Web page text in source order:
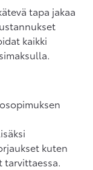
tapa jakaa
kaikki
kuten